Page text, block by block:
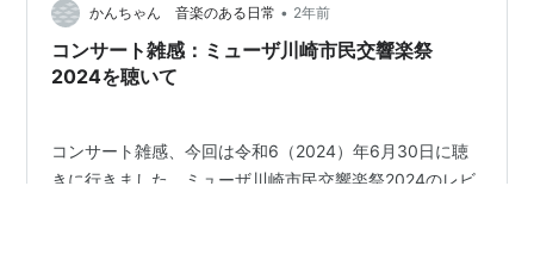
ん）が展示されていました。また終演後のロビーでは、
ベイビーブーのCD購入者向けのサ…
かんちゃん 音楽のある日常 • 2年前
コンサート雑感：ミューザ川崎市民交響楽祭
2024を聴いて